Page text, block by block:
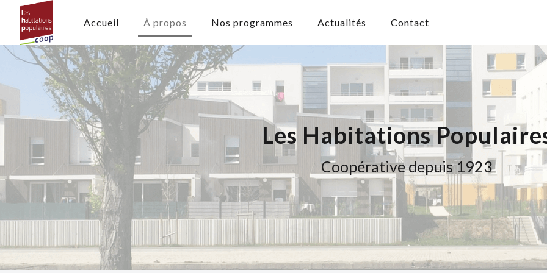
Accueil À propos Nos programmes Actualités Contact
Les Habitations
Coopérative depuis 1923